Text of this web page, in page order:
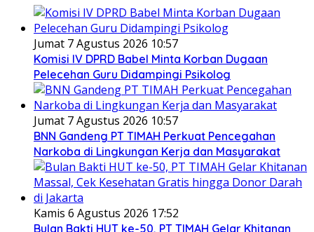
Jumat 7 Agustus 2026 10:57
Komisi IV DPRD Babel Minta Korban Dugaan
Pelecehan Guru Didampingi Psikolog
Jumat 7 Agustus 2026 10:57
BNN Gandeng PT TIMAH Perkuat Pencegahan
Narkoba di Lingkungan Kerja dan Masyarakat
Kamis 6 Agustus 2026 17:52
Bulan Bakti HUT ke-50, PT TIMAH Gelar Khitanan